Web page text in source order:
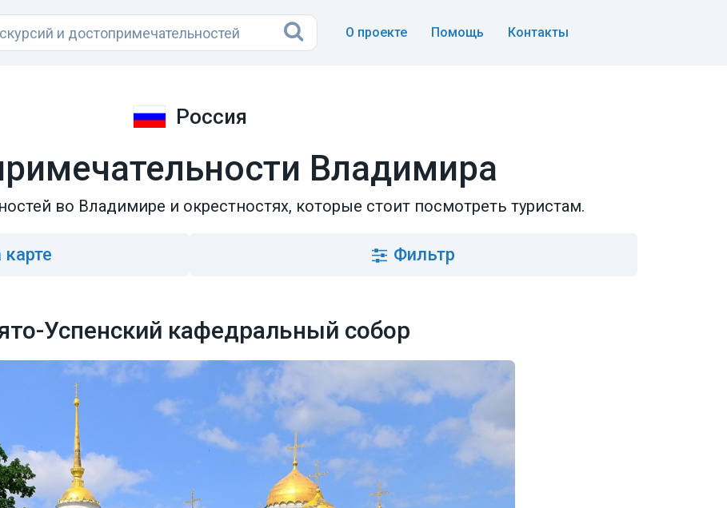
О проекте Помощь Контакты
Россия
Владимира
во Владимире и окрестностях, которые стоит посмотреть туристам.
карте Фильтр
Успенский кафедральный собор